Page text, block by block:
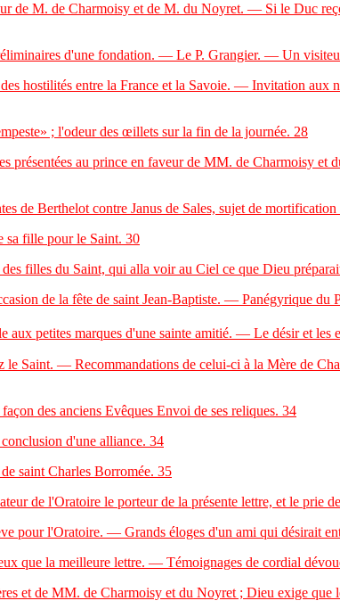
M. de Charmoisy et de M. du Noyret. — Si le Duc
d'une fondation. — Le P. Grangier. — Un
entre la France et la Savoie. — Invitation aux
; l'odeur des œillets sur la fin de la journée. 28
au prince en faveur de MM. de Charmoisy et
Berthelot contre Janus de Sales, sujet de
sa fille pour le Saint. 30
filles du Saint, qui alla voir au Ciel ce que Dieu
de la fête de saint Jean-Baptiste. — Panégyrique du
aux petites marques d'une sainte amitié. — Le désir et
Saint. — Recommandations de celui-ci à la Mère de
des anciens Evêques Envoi de ses reliques. 34
d'une alliance. 34
saint Charles Borromée. 35
de l'Oratoire le porteur de la présente lettre, et le prie
pour l'Oratoire. — Grands éloges d'un ami qui désirait
que la meilleure lettre. — Témoignages de cordial
et de MM. de Charmoisy et du Noyret ; Dieu exige que